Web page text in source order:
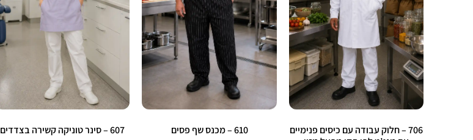
706 – חלוק עבודה עם כיסים פנימיים
610 – מכנס שף פסים 607 – סינר טוניקה קשירה בצדדים